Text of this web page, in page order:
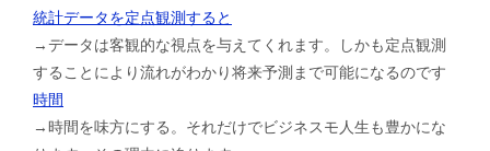
統計データを定点観測すると
→データは客観的な視点を与えてくれます。しかも定点観測
することにより流れがわかり将来予測まで可能になるのです
時間
→時間を味方にする。それだけでビジネスモ人生も豊かにな